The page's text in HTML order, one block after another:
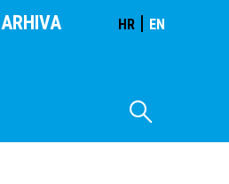
ARHIVA HR | EN